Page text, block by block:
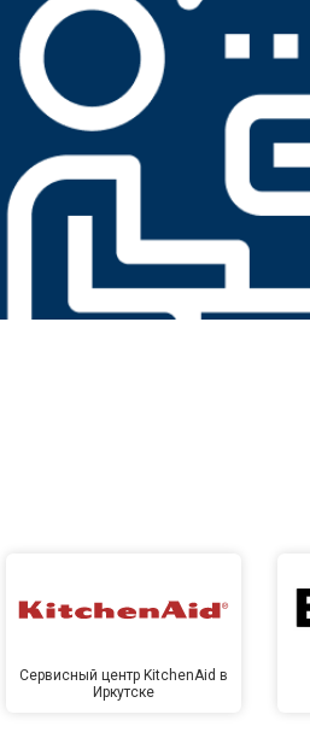
Сервисный центр KitchenAid в
Иркутске